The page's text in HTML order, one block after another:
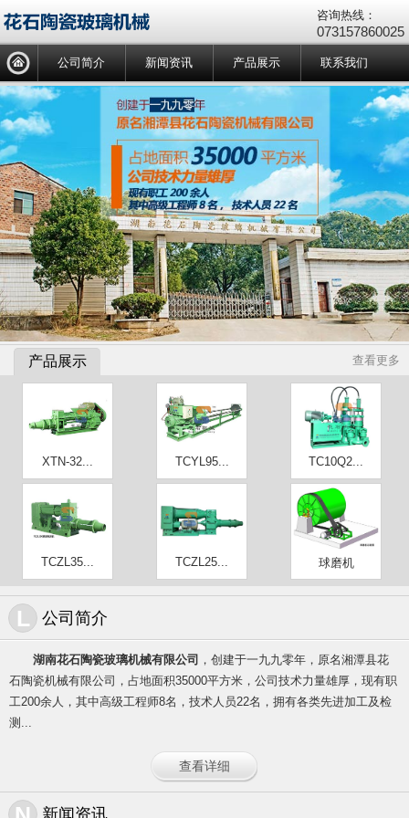
咨询热线：
073157860025
公司简介 新闻资讯 产品展示 联系我们
产品展示 查看更多
XTN-32... TCYL95... TC10Q2...
TCZL35... TCZL25... 球磨机
L 公司简介
湖南花石陶瓷玻璃机械有限公司 ，创建于一九九零年，原名湘潭县花
石陶瓷机械有限公司，占地面积35000平方米，公司技术力量雄厚，现有职
工200余人，其中高级工程师8名，技术人员22名，拥有各类先进加工及检
测...
查看详细
新闻资讯